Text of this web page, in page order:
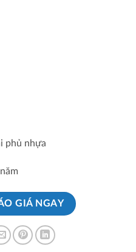
phủ nhựa
GIÁ NGAY